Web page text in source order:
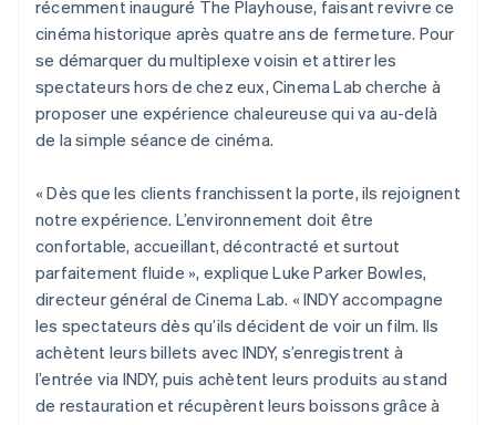
récemment inauguré The Playhouse, faisant revivre ce
cinéma historique après quatre ans de fermeture. Pour
se démarquer du multiplexe voisin et attirer les
spectateurs hors de chez eux, Cinema Lab cherche à
proposer une expérience chaleureuse qui va au-delà
de la simple séance de cinéma.
« Dès que les clients franchissent la porte, ils rejoignent
notre expérience. L’environnement doit être
confortable, accueillant, décontracté et surtout
parfaitement fluide », explique Luke Parker Bowles,
directeur général de Cinema Lab. « INDY accompagne
les spectateurs dès qu’ils décident de voir un film. Ils
achètent leurs billets avec INDY, s’enregistrent à
l’entrée via INDY, puis achètent leurs produits au stand
de restauration et récupèrent leurs boissons grâce à